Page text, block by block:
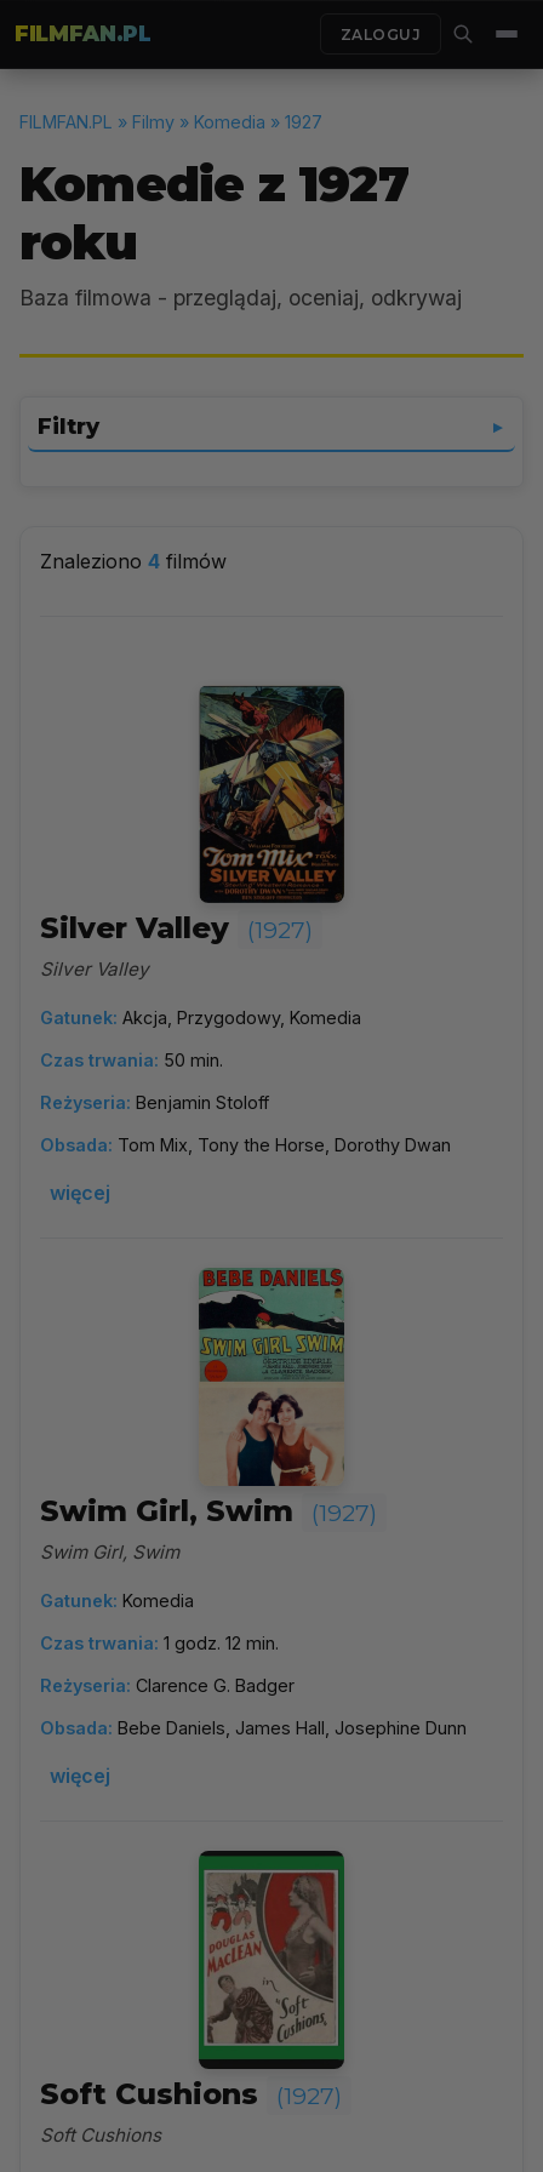
FILMFAN.PL ZALOGUJ
FILMFAN.PL » Filmy » Komedia » 1927
Komedie z 1927
roku
Baza filmowa - przeglądaj, oceniaj, odkrywaj
Filtry ▼
Znaleziono 4 filmów
Silver Valley (1927)
Silver Valley
Gatunek: Akcja, Przygodowy, Komedia
Czas trwania: 50 min.
Reżyseria: Benjamin Stoloff
Obsada: Tom Mix, Tony the Horse, Dorothy Dwan
więcej
Swim Girl, Swim (1927)
Swim Girl, Swim
Gatunek: Komedia
Czas trwania: 1 godz. 12 min.
Reżyseria: Clarence G. Badger
Obsada: Bebe Daniels, James Hall, Josephine Dunn
więcej
Soft Cushions (1927)
Soft Cushions